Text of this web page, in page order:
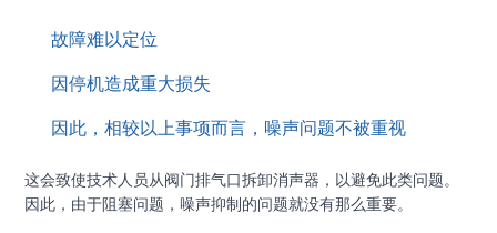
故障难以定位
因停机造成重大损失
因此，相较以上事项而言，噪声问题不被重视
这会致使技术人员从阀门排气口拆卸消声器，以避免此类问题。
因此，由于阻塞问题，噪声抑制的问题就没有那么重要。